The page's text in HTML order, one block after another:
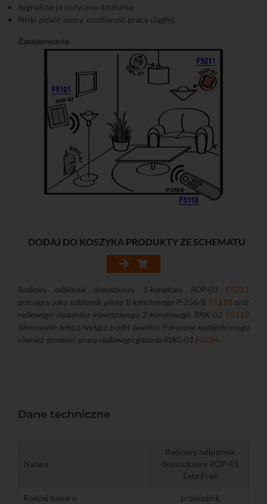
Sygnalizacja optyczna działania,
Niski pobór mocy, możliwość pracy ciągłej.
Zastosowanie
DODAJ DO KOSZYKA PRODUKTY ZE SCHEMATU
Radiowy odbiornik dopuszkowy 1-kanałowy ROP-01 F5211
pracujący jako odbiornik pilota 8-kanałowego P-256/8 F5118oraz
radiowego nadajnika klawiszowego 2-kanałowego RNK-02 F5112
(sterowanie załącz/wyłącz źródeł światła). Pokazane nadajniki mogą
również sterować pracą radiowego gniazda RWG-01 F5224 .
Dane techniczne
Nazwa
Radiowy odbiornik
dopuszkowy ROP-01
Exta Free
Rodzaj towaru przekaźnik